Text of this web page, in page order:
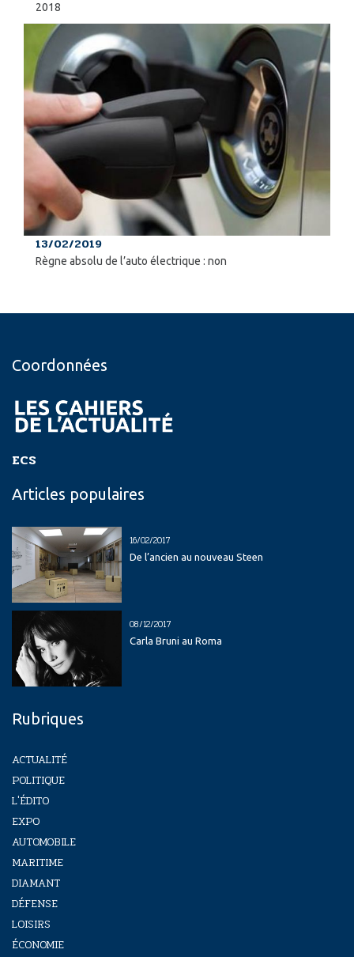
2018
13/02/2019
Règne absolu de l’auto électrique : non
Coordonnées
ECS
Articles populaires
16/02/2017
De l’ancien au nouveau Steen
08/12/2017
Carla Bruni au Roma
Rubriques
ACTUALITÉ
POLITIQUE
L'ÉDITO
EXPO
AUTOMOBILE
MARITIME
DIAMANT
DÉFENSE
LOISIRS
ÉCONOMIE